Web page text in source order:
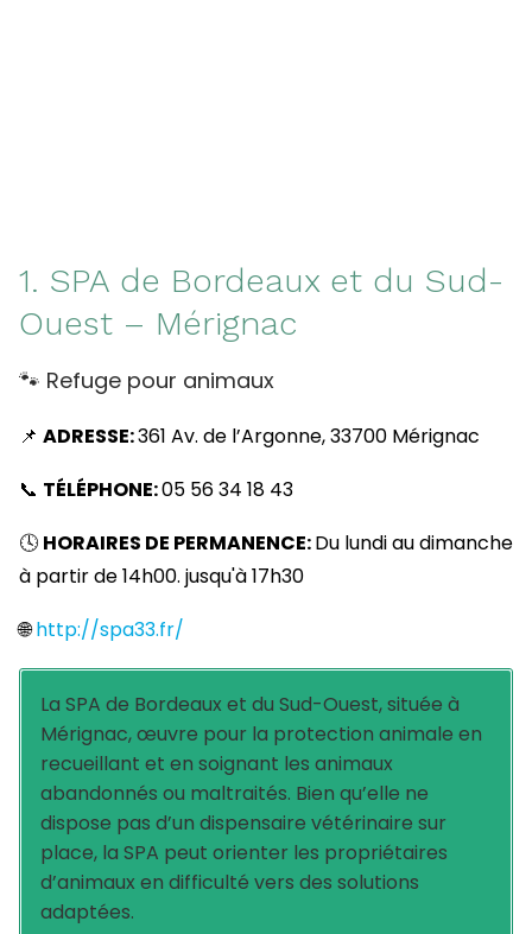
1. SPA de Bordeaux et du Sud-
Ouest – Mérignac
🐾 Refuge pour animaux
📌 ADRESSE:361 Av. de l’Argonne, 33700 Mérignac
📞 TÉLÉPHONE:05 56 34 18 43
🕓 HORAIRES DE PERMANENCE:Du lundi au dimanche
à partir de 14h00. jusqu'à 17h30
🌐http://spa33.fr/
La SPA de Bordeaux et du Sud-Ouest, située à
Mérignac, œuvre pour la protection animale en
recueillant et en soignant les animaux
abandonnés ou maltraités. Bien qu’elle ne
dispose pas d’un dispensaire vétérinaire sur
place, la SPA peut orienter les propriétaires
d’animaux en difficulté vers des solutions
adaptées.